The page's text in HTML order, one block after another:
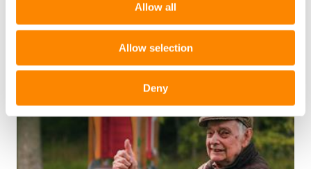
Allow all
Allow selection
Deny